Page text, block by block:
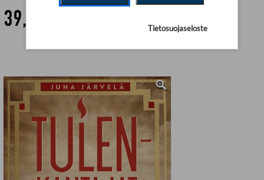
39,21 € Tietosuojaseloste